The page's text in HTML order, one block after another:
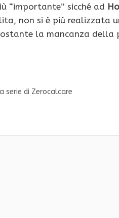
“importante” sicché ad
non si è più realizzata
la mancanza della
serie di Zerocalcare